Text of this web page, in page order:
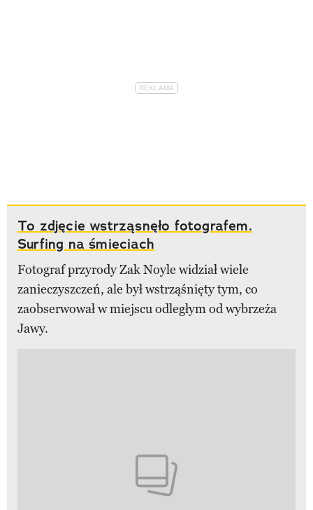
To zdjęcie wstrząsnęło fotografem.
Surfing na śmieciach
Fotograf przyrody Zak Noyle widział wiele
zanieczyszczeń, ale był wstrząśnięty tym, co
zaobserwował w miejscu odległym od wybrzeża
Jawy.